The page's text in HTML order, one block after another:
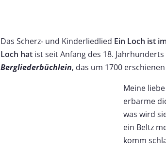
Das Scherz- und Kinderliedlied Ein Loch ist
Loch hat ist seit Anfang des 18.
Bergliederbüchlein, das um 1700
Meine
erbarme
was wird
ein Beltz
komm